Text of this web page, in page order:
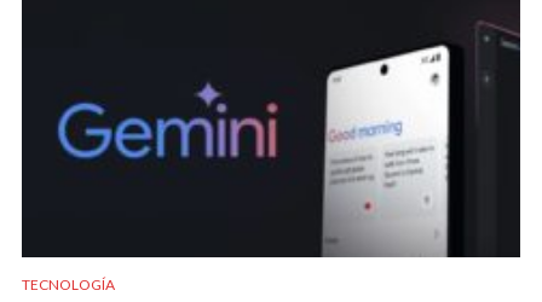
TECNOLOGÍA